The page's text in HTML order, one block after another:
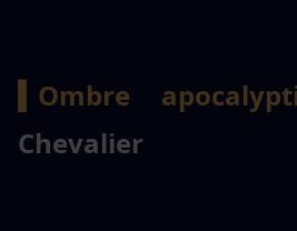
▍Ombre
Chevalier